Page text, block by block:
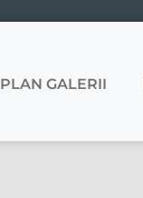
PLAN GALERII